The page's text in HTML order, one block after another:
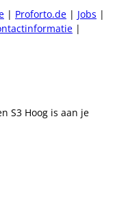
| Proforto.de | Jobs |
|
S3 Hoog is aan je